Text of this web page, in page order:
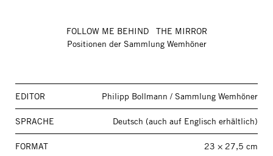
FOLLOW ME BEHIND THE MIRROR
Positionen der Sammlung Wemhöner
EDITOR Philipp Bollmann / Sammlung Wemhöner
SPRACHE Deutsch (auch auf Englisch erhältlich)
FORMAT 23 × 27,5 cm